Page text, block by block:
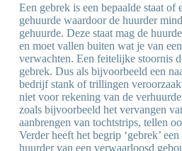
Een gebrek is een bepaalde staat of
gehuurde waardoor de huurder
gehuurde. Deze staat mag de
en moet vallen buiten wat je van
verwachten. Een feitelijke stoornis
gebrek. Dus als bijvoorbeeld een
bedrijf stank of trillingen
niet voor rekening van de
zoals bijvoorbeeld het vervangen
aanbrengen van tochtstrips, tellen
Verder heeft het begrip ‘gebrek’
huurder van een verwaarloosd